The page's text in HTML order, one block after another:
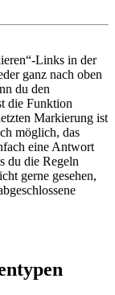
Links in der
ganz nach oben
du den
die Funktion
Markierung ist
möglich, das
eine Antwort
du die Regeln
gerne gesehen,